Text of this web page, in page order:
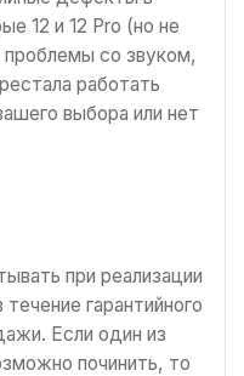
12 и 12 Pro (но не
проблемы со звуком,
работать
выбора или нет
при реализации
гарантийного
Если один из
починить, то